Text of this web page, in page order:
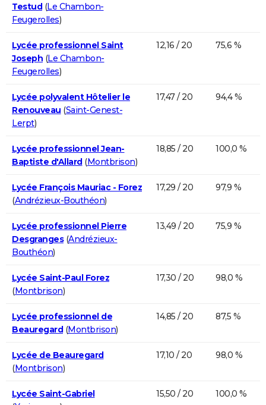
Testud(Le Chambon-
Feugerolles)
Lycée professionnel Saint
Joseph (Le Chambon-
Feugerolles)
12,16 / 20 75,6 %
Lycée polyvalent Hôtelier le
Renouveau (Saint-Genest-
Lerpt)
17,47 / 20 94,4 %
Lycée professionnel Jean-
Baptiste d'Allard(Montbrison)
18,85 / 20 100,0 %
Lycée François Mauriac - Forez
(Andrézieux-Bouthéon)
17,29 / 20 97,9 %
Lycée professionnel Pierre
Desgranges(Andrézieux-
Bouthéon)
13,49 / 20 75,9 %
Lycée Saint-Paul Forez
(Montbrison)
17,30 / 20 98,0 %
Lycée professionnel de
Beauregard(Montbrison)
14,85 / 20 87,5 %
Lycée de Beauregard
(Montbrison)
17,10 / 20 98,0 %
Lycée Saint-Gabriel
15,50 / 20 100,0 %